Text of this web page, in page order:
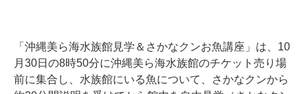
「沖縄美ら海水族館見学＆さかなクンお魚講座」は、10
月30日の8時50分に沖縄美ら海水族館のチケット売り場
前に集合し、水族館にいる魚について、さかなクンから